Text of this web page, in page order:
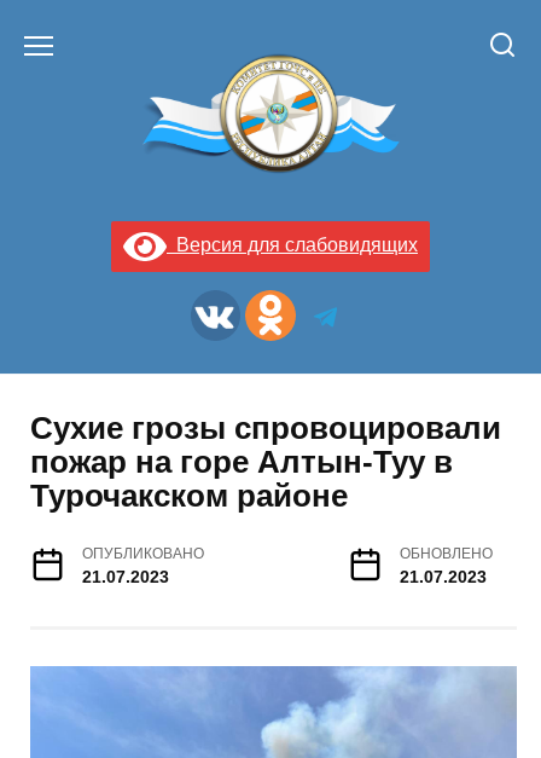
Версия для слабовидящих
Сухие грозы спровоцировали
пожар на горе Алтын-Туу в
Турочакском районе
ОПУБЛИКОВАНО
21.07.2023
ОБНОВЛЕНО
21.07.2023